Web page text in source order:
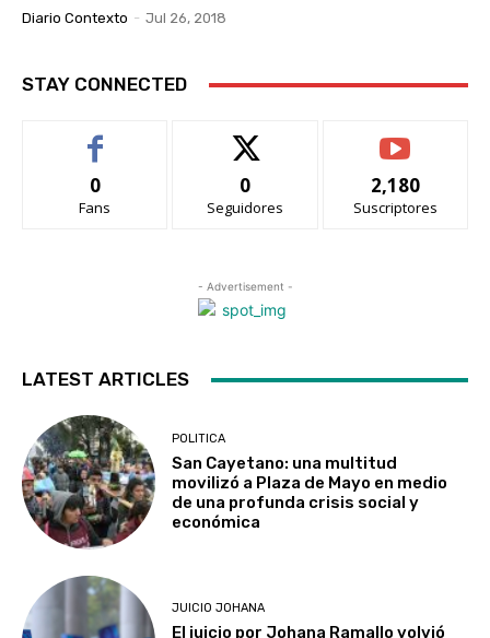
Diario Contexto - Jul 26, 2018
STAY CONNECTED
0
Fans
0
Seguidores
2,180
Suscriptores
- Advertisement -
LATEST ARTICLES
POLITICA
San Cayetano: una multitud
movilizó a Plaza de Mayo en medio
de una profunda crisis social y
económica
JUICIO JOHANA
El juicio por Johana Ramallo volvió